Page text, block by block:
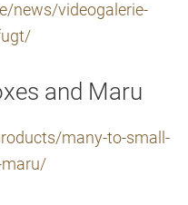
news/videogalerie-
and Maru
many-to-small-
maru/